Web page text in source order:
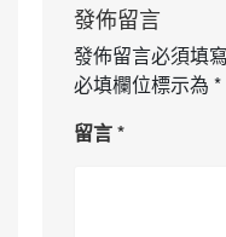
發佈留言
發佈留言必須填
必填欄位標示為 *
留言*